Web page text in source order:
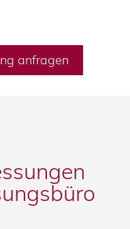
anfragen